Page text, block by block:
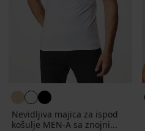
Nevidljiva majica za ispod
košulje MEN-A sa znojni...